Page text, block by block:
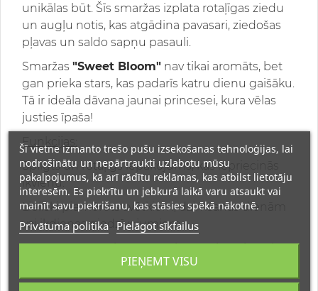
unikālas būt. Šīs smaržas izplata rotaļīgas ziedu
un augļu notis, kas atgādina pavasari, ziedošas
pļavas un saldo sapņu pasauli.
Smaržas "Sweet Bloom" nav tikai aromāts, bet
gan prieka stars, kas padarīs katru dienu gaišāku.
Tā ir ideāla dāvana jaunai princesei, kura vēlas
justies īpaša!
Funkcijas:
Spilgts un rotaļīgs iepakojums, kas iepriecinās
ikvienu.
Lieliski piemērots svētkiem, dzimšanas dienām
vai ikdienas piedzīvojumiem.
"Sweet Bloom"ir aromāts, kas apvieno jaunības
burvību un maigu eleganci!
Šī vietne izmanto trešo pušu izsekošanas tehnoloģijas, lai
nodrošinātu un nepārtraukti uzlabotu mūsu
pakalpojumus, kā arī rādītu reklāmas, kas atbilst lietotāju
interesēm. Es piekrītu un jebkurā laikā varu atsaukt vai
mainīt savu piekrišanu, kas stāsies spēkā nākotnē.
Privātuma politika Pielāgot sīkfailus
PIEŅEMT VISU